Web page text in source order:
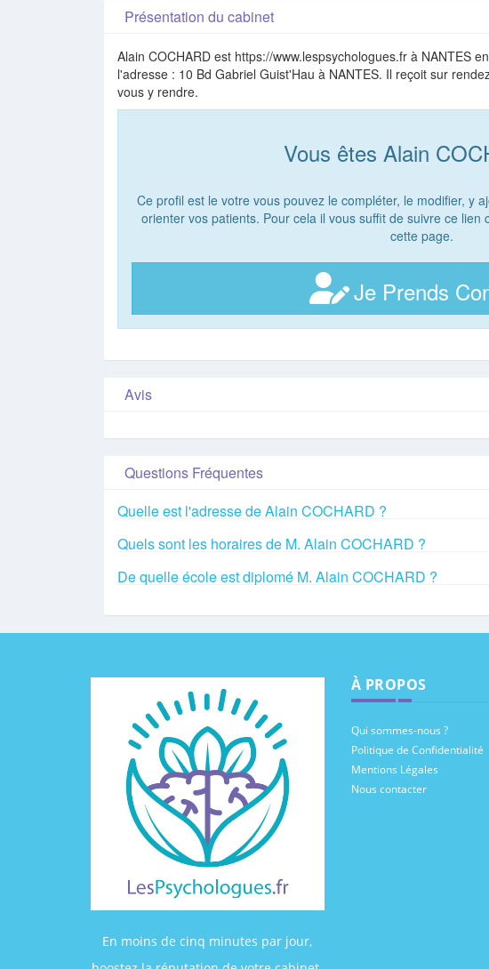
Présentation du cabinet
Alain COCHARD est https://www.lespsychologues.fr à NANTES
l'adresse : 10 Bd Gabriel Guist'Hau à NANTES. Il reçoit sur
vous y rendre.
Vous êtes Alain
Ce profil est le votre vous pouvez le compléter, le modifier, y
orienter vos patients. Pour cela il vous suffit de suivre ce
cette page.
Je Prends
Avis
Questions Fréquentes
Quelle est l'adresse de Alain COCHARD ?
Quels sont les horaires de M. Alain COCHARD ?
De quelle école est diplomé M. Alain COCHARD ?
En moins de cinq minutes par jour,
À PROPOS
Qui sommes-nous ?
Politique de Confidentialité
Mentions Légales
Nous contacter